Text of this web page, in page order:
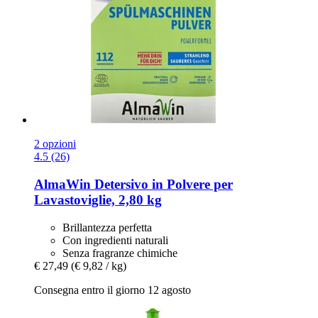
2 opzioni
4.5 (26)
AlmaWin Detersivo in Polvere per
Lavastoviglie, 2,80 kg
Brillantezza perfetta
Con ingredienti naturali
Senza fragranze chimiche
€ 27,49 (€ 9,82 / kg)
Consegna entro il giorno 12 agosto